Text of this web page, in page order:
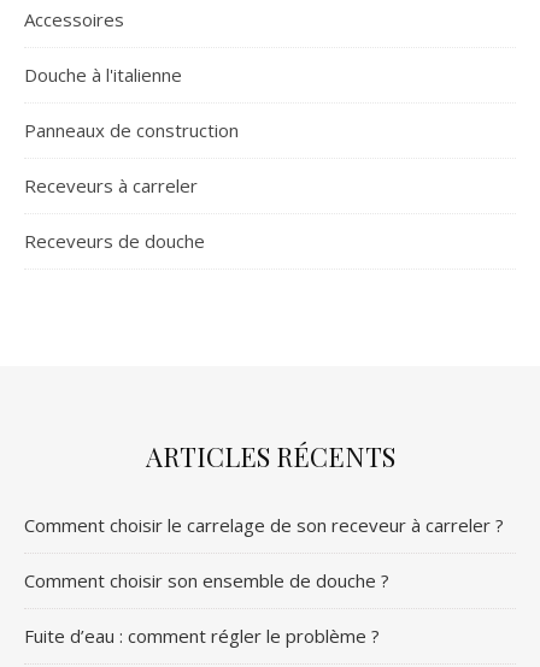
Accessoires
Douche à l'italienne
Panneaux de construction
Receveurs à carreler
Receveurs de douche
ARTICLES RÉCENTS
Comment choisir le carrelage de son receveur à carreler ?
Comment choisir son ensemble de douche ?
Fuite d’eau : comment régler le problème ?